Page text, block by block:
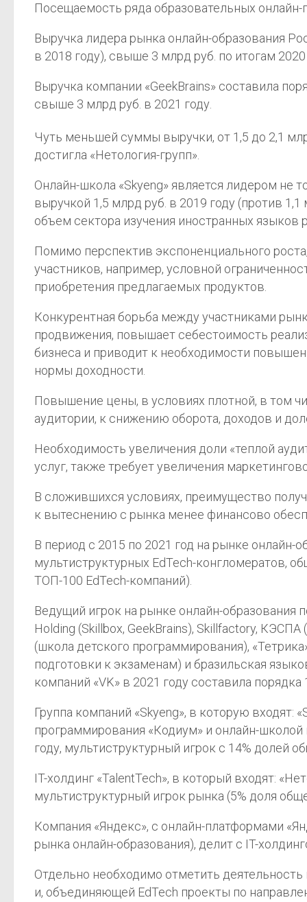
Посещаемость ряда образовательных
Выручка лидера рынка онлайн-образования
в 2018 году), свыше 3 млрд руб. по итогам
Выручка компании «GeekBrains» составила
свыше 3 млрд руб. в 2021 году.
Чуть меньшей суммы выручки, от 1,5 до 2,1
достигла «Нетология-групп».
Онлайн-школа «Skyeng» является лидером не
выручкой 1,5 млрд руб. в 2019 году (против
объем сектора изучения иностранных
Помимо перспектив экспоненциального
участников, например, условной
приобретения предлагаемых продуктов.
Конкурентная борьба между участниками
продвижения, повышает себестоимость
бизнеса и приводит к необходимости
нормы доходности.
Повышение цены, в условиях плотной, в том
аудитории, к снижению оборота, доходов и
Необходимость увеличения доли «теплой
услуг, также требует увеличения
В сложившихся условиях, преимущество
к вытеснению с рынка менее финансово
В период с 2015 по 2021 год на рынке
мультиструктурных EdTech-конгломератов,
ТОП-100 EdTech-компаний).
Ведущий игрок на рынке онлайн-образования
Holding (Skillbox, GeekBrains), Skillfactory, КЭСПА
(школа детского программирования),
подготовки к экзаменам) и бразильская
компаний «VK» в 2021 году составила
Группа компаний «Skyeng», в которую
программирования «Кодиум» и онлайн-школой
году, мультиструктурный игрок с 14% долей
IT-холдинг «TalentTech», в который входят:
мультиструктурный игрок рынка (5% доля
Компания «Яндекс», с онлайн-платформами
рынка онлайн-образования), делит с IT-
Отдельно необходимо отметить
и, объединяющей EdTech проекты по